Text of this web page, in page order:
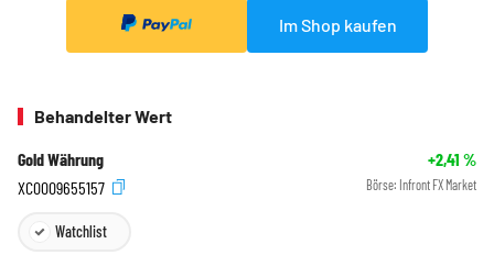
Im Shop kaufen
Behandelter Wert
Gold Währung +2,41 %
XC0009655157
Börse: Infront FX Market
Watchlist